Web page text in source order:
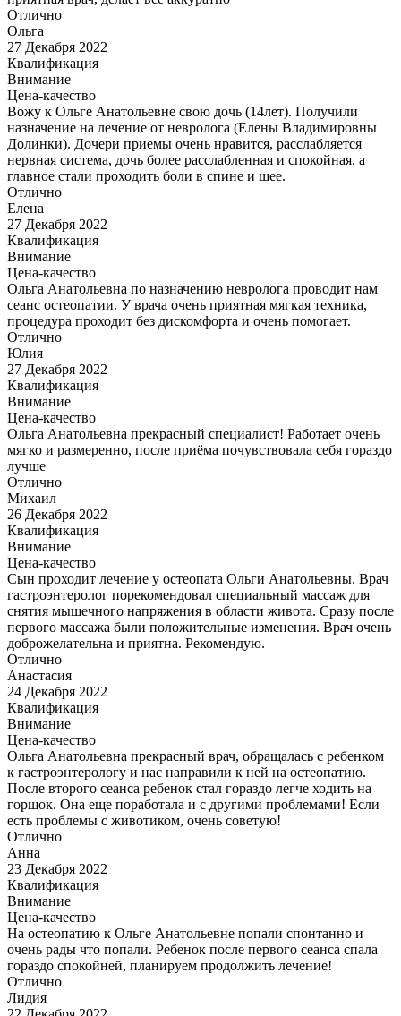
Отлично
Ольга
27 Декабря 2022
Квалификация
Внимание
Цена-качество
Вожу к Ольге Анатольевне свою дочь (14лет). Получили
назначение на лечение от невролога (Елены Владимировны
Долинки). Дочери приемы очень нравится, расслабляется
нервная система, дочь более расслабленная и спокойная, а
главное стали проходить боли в спине и шее.
Отлично
Елена
27 Декабря 2022
Квалификация
Внимание
Цена-качество
Ольга Анатольевна по назначению невролога проводит нам
сеанс остеопатии. У врача очень приятная мягкая техника,
процедура проходит без дискомфорта и очень помогает.
Отлично
Юлия
27 Декабря 2022
Квалификация
Внимание
Цена-качество
Ольга Анатольевна прекрасный специалист! Работает очень
мягко и размеренно, после приёма почувствовала себя гораздо
лучше
Отлично
Михаил
26 Декабря 2022
Квалификация
Внимание
Цена-качество
Сын проходит лечение у остеопата Ольги Анатольевны. Врач
гастроэнтеролог порекомендовал специальный массаж для
снятия мышечного напряжения в области живота. Сразу после
первого массажа были положительные изменения. Врач очень
доброжелательна и приятна. Рекомендую.
Отлично
Анастасия
24 Декабря 2022
Квалификация
Внимание
Цена-качество
Ольга Анатольевна прекрасный врач, обращалась с ребенком
к гастроэнтерологу и нас направили к ней на остеопатию.
После второго сеанса ребенок стал гораздо легче ходить на
горшок. Она еще поработала и с другими проблемами! Если
есть проблемы с животиком, очень советую!
Отлично
Анна
23 Декабря 2022
Квалификация
Внимание
Цена-качество
На остеопатию к Ольге Анатольевне попали спонтанно и
очень рады что попали. Ребенок после первого сеанса спала
гораздо спокойней, планируем продолжить лечение!
Отлично
Лидия